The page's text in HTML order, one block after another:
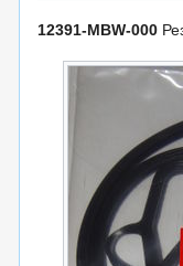
Перейти
навигации
Перейти
12391-MBW-000